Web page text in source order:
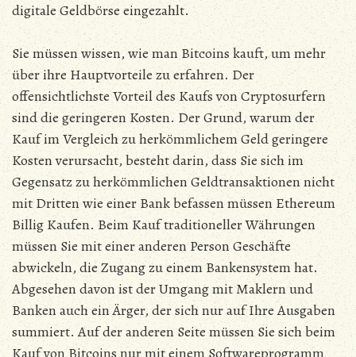
digitale Geldbörse eingezahlt.
Sie müssen wissen, wie man Bitcoins kauft, um mehr
über ihre Hauptvorteile zu erfahren. Der
offensichtlichste Vorteil des Kaufs von Cryptosurfern
sind die geringeren Kosten. Der Grund, warum der
Kauf im Vergleich zu herkömmlichem Geld geringere
Kosten verursacht, besteht darin, dass Sie sich im
Gegensatz zu herkömmlichen Geldtransaktionen nicht
mit Dritten wie einer Bank befassen müssen Ethereum
Billig Kaufen. Beim Kauf traditioneller Währungen
müssen Sie mit einer anderen Person Geschäfte
abwickeln, die Zugang zu einem Bankensystem hat.
Abgesehen davon ist der Umgang mit Maklern und
Banken auch ein Ärger, der sich nur auf Ihre Ausgaben
summiert. Auf der anderen Seite müssen Sie sich beim